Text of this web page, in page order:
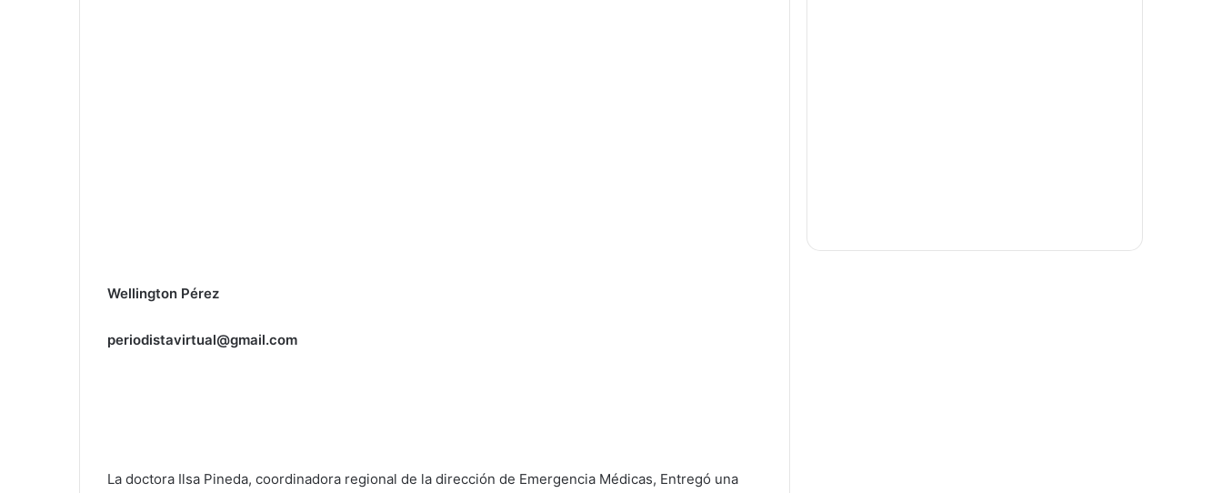
Wellington Pérez
periodistavirtual@gmail.com
La doctora Ilsa Pineda, coordinadora regional de la dirección de Emergencia Médicas, Entregó una